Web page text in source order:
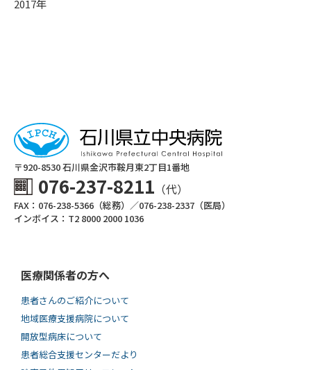
2017年
〒920-8530 ⽯川県⾦沢市鞍⽉東2丁⽬1番地
076-237-8211 （代）
FAX：076-238-5366（総務）／076-238-2337（医局）
インボイス：T2 8000 2000 1036
医療関係者の方へ
患者さんのご紹介について
地域医療支援病院について
開放型病床について
患者総合支援センターだより